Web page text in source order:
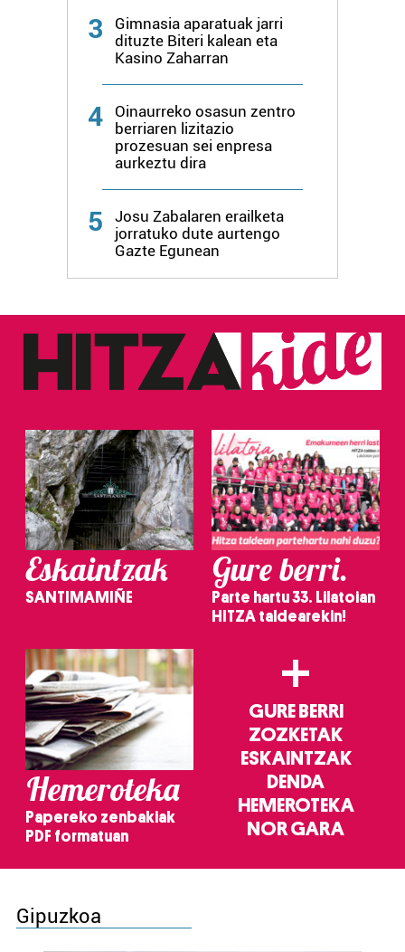
erabiltzen dituen hauta dezakezu.
Bazkide batzuek ez dizute baimenik eskatzen, eta beren
interes komertzial legitimoetan babesten dira. Ikusi gure
bazkideen zerrenda, beren ustez zein helburutarako
duten interes legitimoa eta horren aurka nola egin
dezakezun ikusteko.
buruzko informazio gehiago eta ezarri zure lehentasunak
datuen atalean. Edozein unetan alda edo ken dezakezu
zure baimena Cookieen adierazpenean.
zerbitzuak hobetzeko asmoz, cookie teknologiaz
baliatzen gara. Ohar hau onartuz gero, teknologia hori
erabiltzeko baimen esplizitua ematen diguzu.Gehiago
3
Gimnasia aparatuak jarri
dituzte Biteri kalean eta
Kasino Zaharran
4
Oinaurreko osasun zentro
berriaren lizitazio
prozesuan sei enpresa
aurkeztu dira
5
Josu Zabalaren erailketa
jorratuko dute aurtengo
Gazte Egunean
Eskaintzak
SANTIMAMIÑE
Gure berri.
Parte hartu 33. Lilatoian
HITZA taldearekin!
Hemeroteka
Papereko zenbakiak
PDF formatuan
+
GURE BERRI
ZOZKETAK
ESKAINTZAK
DENDA
HEMEROTEKA
NOR GARA
Gipuzkoa